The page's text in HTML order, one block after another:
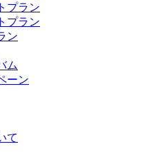
プラン
プラン
ン
ム
ーン
て